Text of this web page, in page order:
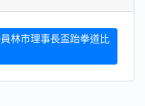
林市理事長盃跆拳道比